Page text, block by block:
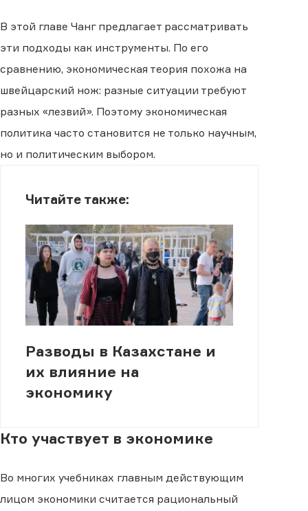
В этой главе Чанг предлагает рассматривать
эти подходы как инструменты. По его
сравнению, экономическая теория похожа на
швейцарский нож: разные ситуации требуют
разных «лезвий». Поэтому экономическая
политика часто становится не только научным,
но и политическим выбором.
Читайте также:
Разводы в Казахстане и
их влияние на
экономику
Кто участвует в экономике
Во многих учебниках главным действующим
лицом экономики считается рациональный